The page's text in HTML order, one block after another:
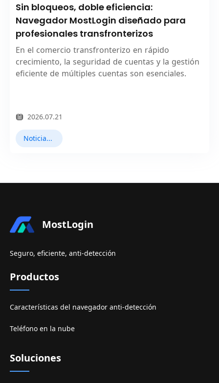
Sin bloqueos, doble eficiencia:
Navegador MostLogin diseñado para
profesionales transfronterizos
En el comercio transfronterizo en rápido
crecimiento, la seguridad de cuentas y la gestión
eficiente de múltiples cuentas son esenciales.
2026.07.21
Noticias destacadas
MostLogin
Seguro, eficiente, anti-detección
Productos
Características del navegador anti-detección
Teléfono en la nube
Soluciones